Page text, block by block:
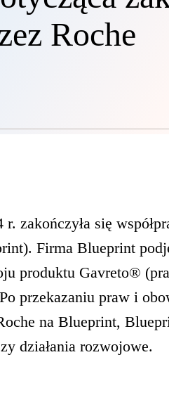
Roche
zakończyła się
Firma Blueprint
produktu Gavreto®
przekazaniu praw i
na Blueprint,
działania rozwojowe.